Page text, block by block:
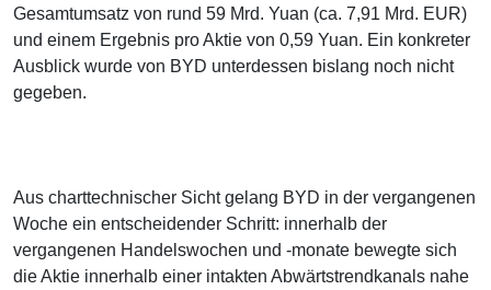
Gesamtumsatz von rund 59 Mrd. Yuan (ca. 7,91 Mrd. EUR)
und einem Ergebnis pro Aktie von 0,59 Yuan. Ein konkreter
Ausblick wurde von BYD unterdessen bislang noch nicht
gegeben.
Aus charttechnischer Sicht gelang BYD in der vergangenen
Woche ein entscheidender Schritt: innerhalb der
vergangenen Handelswochen und -monate bewegte sich
die Aktie innerhalb einer intakten Abwärtstrendkanals nahe